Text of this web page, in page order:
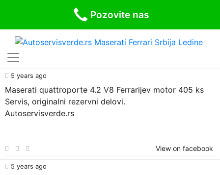
5 years ago
Maserati quattroporte 4.2 V8 Ferrarijev motor 405 ks
Servis, originalni rezervni delovi.
Autoservisverde.rs
View on facebook
5 years ago
Pozovite nas